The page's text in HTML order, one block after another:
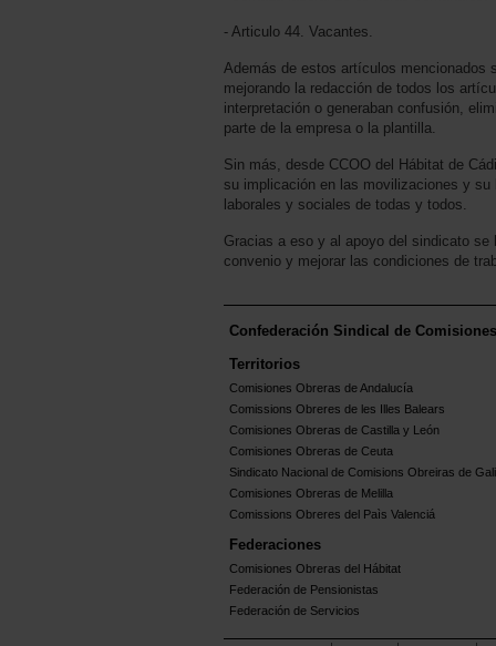
- Articulo 44. Vacantes.
Además de estos artículos mencionados
mejorando la redacción de todos los
interpretación o generaban confusión,
parte de la empresa o la plantilla.
Sin más, desde CCOO del Hábitat de
su implicación en las movilizaciones y
laborales y sociales de todas y todos.
Gracias a eso y al apoyo del sindicato se
convenio y mejorar las condiciones de
Confederación Sindical de
Territorios
Comisiones Obreras de Andalucía
Comissions Obreres de les Illes Balears
Comisiones Obreras de Castilla y León
Comisiones Obreras de Ceuta
Sindicato Nacional de Comisions Obreiras de
Comisiones Obreras de Melilla
Comissions Obreres del Paìs Valenciá
Federaciones
Comisiones Obreras del Hábitat
Federación de Pensionistas
Federación de Servicios